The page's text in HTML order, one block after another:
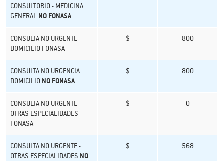
CONSULTORIO - MEDICINA
GENERAL NO FONASA
CONSULTA NO URGENTE
DOMICILIO FONASA
$ 800
CONSULTA NO URGENCIA
DOMICILIO NO FONASA
$ 800
CONSULTA NO URGENTE -
OTRAS ESPECIALIDADES
FONASA
$ 0
CONSULTA NO URGENTE -
OTRAS ESPECIALIDADES NO
$ 568